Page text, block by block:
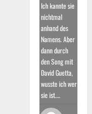
Ich kannte sie
nichtmal
anhand des
Namens. Aber
dann durch
den Song mit
David Guetta,
wusste ich wer
sie ist.…